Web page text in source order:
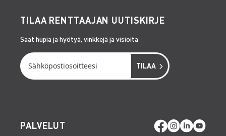
TILAA RENTTAAJAN UUTISKIRJE
Saat hupia ja hyötyä, vinkkejä ja visioita
PALVELUT